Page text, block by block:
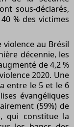
sous-déclarés,
% des victimes
au Brésil
décennie, les
de 4,2 %
2020. Une
entre le 5 et le 6
évangéliques
(59%) de
qui constitue la